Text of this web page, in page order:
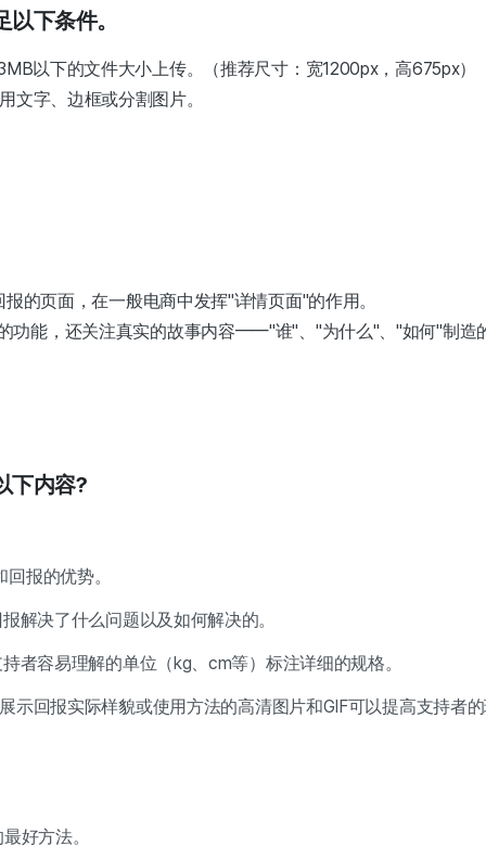
下条件。
以下的文件大小上传。（推荐尺寸：宽1200px，高675px）
文字、边框或分割图片。
的页面，在一般电商中发挥"详情页面"的作用。
功能，还关注真实的故事内容——"谁"、"为什么"、"如何"制造
下内容?
报的优势。
解决了什么问题以及如何解决的。
者容易理解的单位（kg、cm等）标注详细的规格。
示回报实际样貌或使用方法的高清图片和GIF可以提高支持者
好方法。